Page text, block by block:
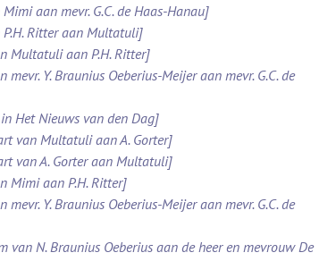
aan mevr. G.C. de Haas-Hanau]
Ritter aan Multatuli]
Multatuli aan P.H. Ritter]
Y. Braunius Oeberius-Meijer aan mevr. G.C. de
Het Nieuws van den Dag]
van Multatuli aan A. Gorter]
van A. Gorter aan Multatuli]
Mimi aan P.H. Ritter]
Y. Braunius Oeberius-Meijer aan mevr. G.C. de
van N. Braunius Oeberius aan de heer en mevrouw De